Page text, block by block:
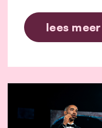
lees meer